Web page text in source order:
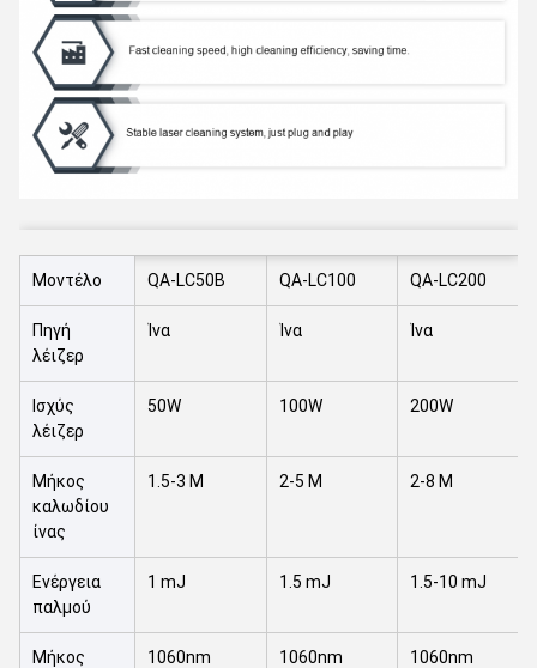
Μοντέλο QA-LC50B QA-LC100 QA-LC200
Πηγή
λέιζερ
Ίνα Ίνα Ίνα
Ισχύς
λέιζερ
50W 100W 200W
Μήκος
καλωδίου
ίνας
1.5-3 M 2-5 M 2-8 M
Ενέργεια
παλμού
1 mJ 1.5 mJ 1.5-10 mJ
Μήκος
1060nm 1060nm 1060nm